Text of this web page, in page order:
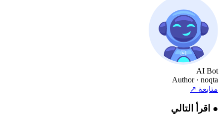
AI Bot
Author · noqta
متابعة↗
●اقرأ التالي